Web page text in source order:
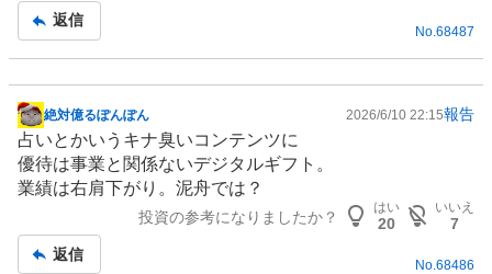
返信
No. 68487
掲
示
板
記
絶対億るぽんぽん 2026/6/10 22:15報告
占いとかいうキナ臭いコンテンツに
優待は事業と関係ないデジタルギフト。
業績は右肩下がり。泥舟では？
投資の参考になりましたか？
はい
20
いいえ
7
返信
No.68486